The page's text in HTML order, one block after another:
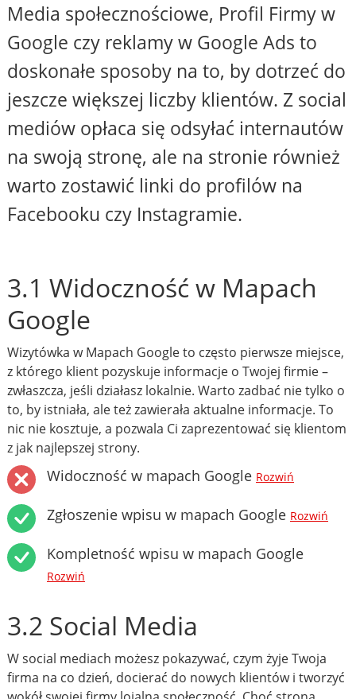
Media społecznościowe, Profil Firmy w
Google czy reklamy w Google Ads to
doskonałe sposoby na to, by dotrzeć do
jeszcze większej liczby klientów. Z social
mediów opłaca się odsyłać internautów
na swoją stronę, ale na stronie również
warto zostawić linki do profilów na
Facebooku czy Instagramie.
3.1 Widoczność w Mapach
Google
Wizytówka w Mapach Google to często pierwsze miejsce,
z którego klient pozyskuje informacje o Twojej firmie –
zwłaszcza, jeśli działasz lokalnie. Warto zadbać nie tylko o
to, by istniała, ale też zawierała aktualne informacje. To
nic nie kosztuje, a pozwala Ci zaprezentować się klientom
z jak najlepszej strony.
Widoczność w mapach Google Rozwiń
Zgłoszenie wpisu w mapach Google Rozwiń
Kompletność wpisu w mapach Google
Rozwiń
3.2 Social Media
W social mediach możesz pokazywać, czym żyje Twoja
firma na co dzień, docierać do nowych klientów i tworzyć